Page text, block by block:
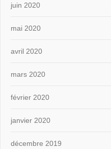
juin 2020
mai 2020
avril 2020
mars 2020
février 2020
janvier 2020
décembre 2019